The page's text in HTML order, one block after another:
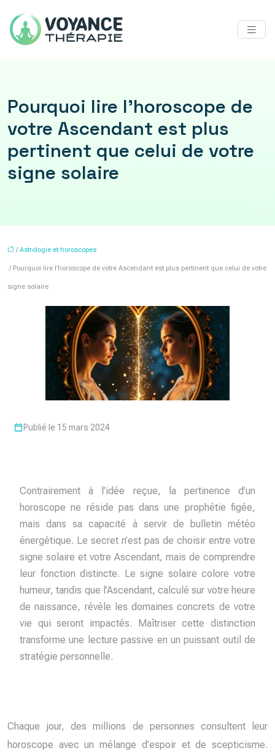
Pourquoi lire l’horoscope de
votre Ascendant est plus
pertinent que celui de votre
signe solaire
/Astrologie et horoscopes
/ Pourquoi lire l’horoscope de votre Ascendant est plus pertinent que celui de votre
signe solaire
Publié le 15 mars 2024
Contrairement à l’idée reçue, la pertinence d’un
horoscope ne réside pas dans une prophétie figée,
mais dans sa capacité à servir de bulletin météo
énergétique. Le secret n’est pas de choisir entre votre
signe solaire et votre Ascendant, mais de comprendre
leur fonction distincte. Le signe solaire colore votre
humeur, tandis que l’Ascendant, calculé sur votre heure
de naissance, révèle les domaines concrets de votre
vie qui seront impactés. Maîtriser cette distinction
transforme une lecture passive en un puissant outil de
stratégie personnelle.
Chaque jour, des millions de personnes consultent leur
horoscope avec un mélange d’espoir et de scepticisme.